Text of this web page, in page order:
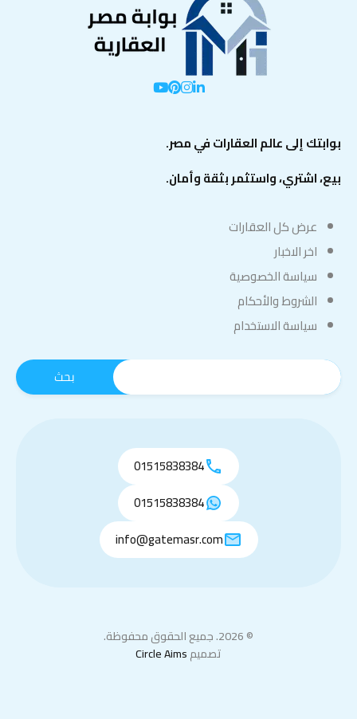
بوابتك إلى عالم العقارات في مصر.
بيع، اشتري، واستثمر بثقة وأمان.
عرض كل العقارات
اخر الاخبار
سياسة الخصوصية
الشروط والأحكام
سياسة الاستخدام
01515838384
01515838384
info@gatemasr.com
© 2026. جميع الحقوق محفوظة.
تصميمCircle Aims